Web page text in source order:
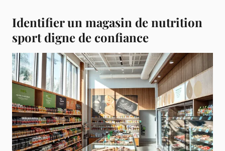
Identifier un magasin de nutrition
sport digne de confiance